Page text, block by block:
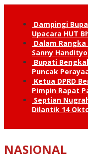
Dampingi
Upacara HUT
Dalam Rangka
Sanny
Bupati
Puncak
Ketua DPRD
Pimpin Rapat
Septian
Dilantik 14
NASIONAL